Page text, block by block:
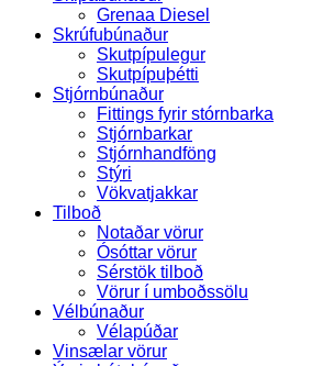
Grenaa Diesel
Skrúfubúnaður
Skutpípulegur
Skutpípuþétti
Stjórnbúnaður
Fittings fyrir stórnbarka
Stjórnbarkar
Stjórnhandföng
Stýri
Vökvatjakkar
Tilboð
Notaðar vörur
Ósóttar vörur
Sérstök tilboð
Vörur í umboðssölu
Vélbúnaður
Vélapúðar
Vinsælar vörur